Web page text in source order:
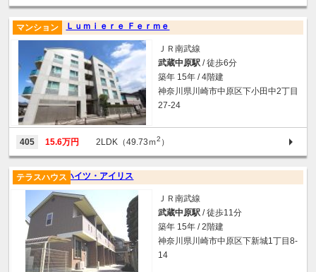
Ｌｕｍｉｅｒｅ Ｆｅｒｍｅ
マンション
ＪＲ南武線
武蔵中原駅 / 徒歩6分
築年 15年 / 4階建
神奈川県川崎市中原区下小田中2丁目
27-24
405 15.6万円 2LDK（49.73ｍ2 ）
ハイツ・アイリス
テラスハウス
ＪＲ南武線
武蔵中原駅 / 徒歩11分
築年 15年 / 2階建
神奈川県川崎市中原区下新城1丁目8-
14